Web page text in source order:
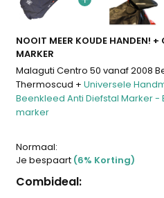
NOOIT MEER KOUDE HANDEN!
MARKER
Malaguti Centro 50 vanaf 2008
Thermoscud + Universele
Beenkleed Anti Diefstal Marker
marker
Normaal:
Je bespaart (6% Korting)
Combideal: